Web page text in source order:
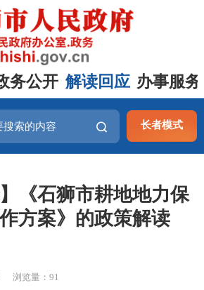
务公开 解读回应 办事服务
长者模式
】《石狮市耕地地力保
方案》的政策解读
浏览量： 91